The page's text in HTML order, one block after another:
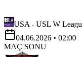
USA - USL W
04.06.2026 • 02:00
MAÇ SONU